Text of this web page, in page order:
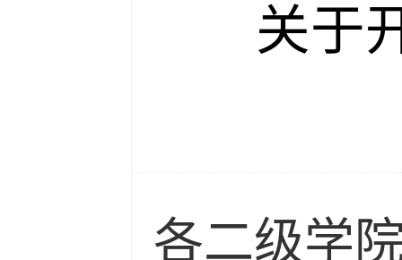
关于
各二级学